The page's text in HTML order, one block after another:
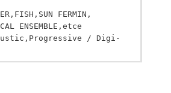
FERMIN,
ENSEMBLE,etce
/ Digi-